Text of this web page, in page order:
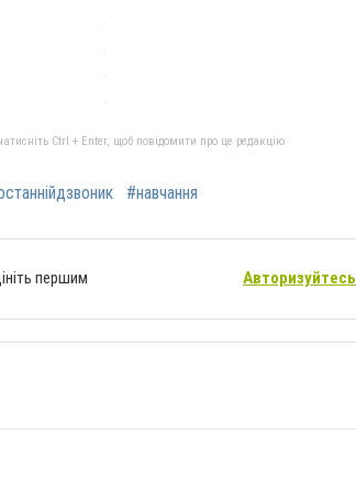
Ctrl + Enter, щоб повідомити про це редакцію
#навчання
першим Авторизуйтесь